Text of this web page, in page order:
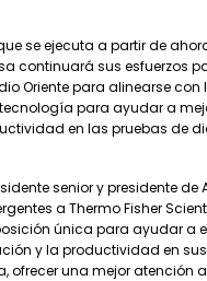
se ejecuta a partir de
continuará sus esfuerzos
Oriente para alinearse
para ayudar a
en las pruebas de
senior y presidente
a Thermo Fisher
única para ayudar a
y la productividad en
ofrecer una mejor atención